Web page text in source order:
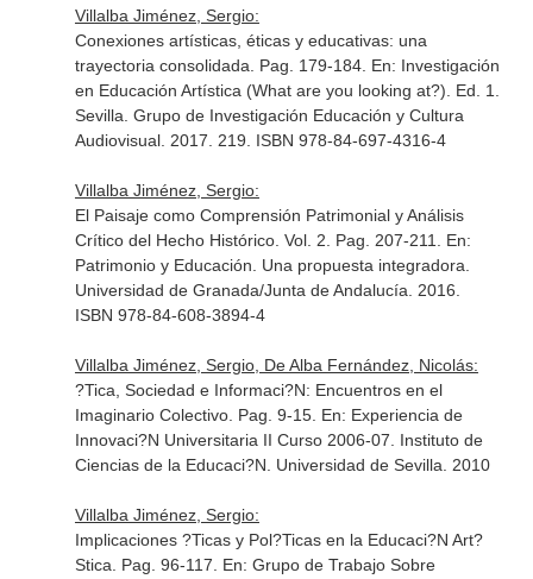
Villalba Jiménez, Sergio:
Conexiones artísticas, éticas y educativas: una
trayectoria consolidada. Pag. 179-184. En: Investigación
en Educación Artística (What are you looking at?) . Ed. 1.
Sevilla. Grupo de Investigación Educación y Cultura
Audiovisual. 2017. 219. ISBN 978-84-697-4316-4
Villalba Jiménez, Sergio:
El Paisaje como Comprensión Patrimonial y Análisis
Crítico del Hecho Histórico. Vol. 2. Pag. 207-211. En:
Patrimonio y Educación. Una propuesta integradora
Universidad de Granada/Junta de Andalucía. 2016.
ISBN 978-84-608-3894-4
Villalba Jiménez, Sergio, De Alba Fernández, Nicolás:
?Tica, Sociedad e Informaci?N: Encuentros en el
Imaginario Colectivo. Pag. 9-15. En: Experiencia de
Innovaci?N Universitaria II Curso 2006-07 . Instituto de
Ciencias de la Educaci?N. Universidad de Sevilla. 2010
Villalba Jiménez, Sergio:
Implicaciones ?Ticas y Pol?Ticas en la Educaci?N Art?
Stica. Pag. 96-117. En: Grupo de Trabajo Sobre